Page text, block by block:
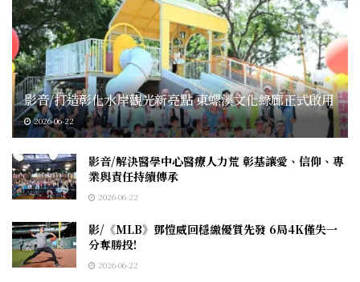
影音/打造彰化水岸觀光新亮點 東螺溪文化綠廊正式啟用
2026-06-22
影音/解決醫學中心醫療人力荒 彰基讓愛、信仰、專
業與責任持續傳承
2026-06-22
影/《MLB》鄧愷威回穩繳優質先發 6局4K僅失一
分奪勝投!
2026-06-22